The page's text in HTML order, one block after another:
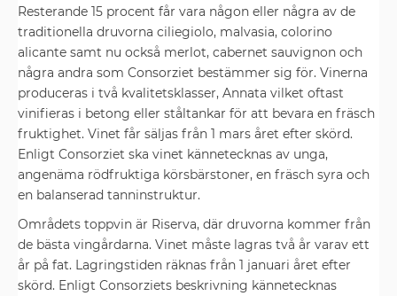
Resterande 15 procent får vara någon eller några av de
traditionella druvorna ciliegiolo, malvasia, colorino
alicante samt nu också merlot, cabernet sauvignon och
några andra som Consorziet bestämmer sig för. Vinerna
produceras i två kvalitetsklasser, Annata vilket oftast
vinifieras i betong eller ståltankar för att bevara en fräsch
fruktighet. Vinet får säljas från 1 mars året efter skörd.
Enligt Consorziet ska vinet kännetecknas av unga,
angenäma rödfruktiga körsbärstoner, en fräsch syra och
en balanserad tanninstruktur.
Områdets toppvin är Riserva, där druvorna kommer från
de bästa vingårdarna. Vinet måste lagras två år varav ett
år på fat. Lagringstiden räknas från 1 januari året efter
skörd. Enligt Consorziets beskrivning kännetecknas